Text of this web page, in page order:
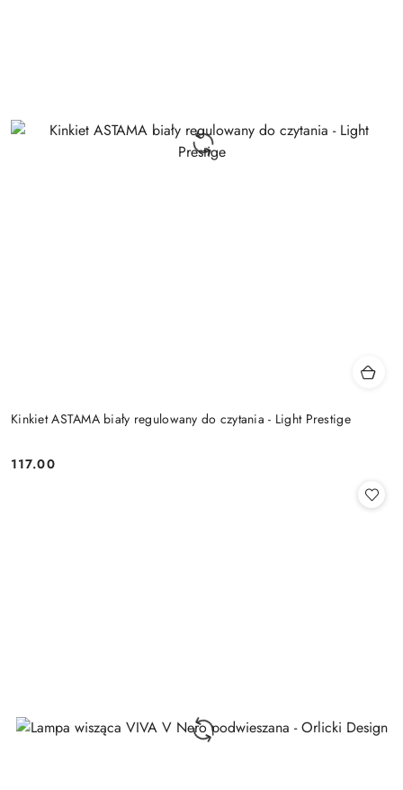
Kinkiet ASTAMA biały regulowany do czytania - Light Prestige
Cena:
117.00